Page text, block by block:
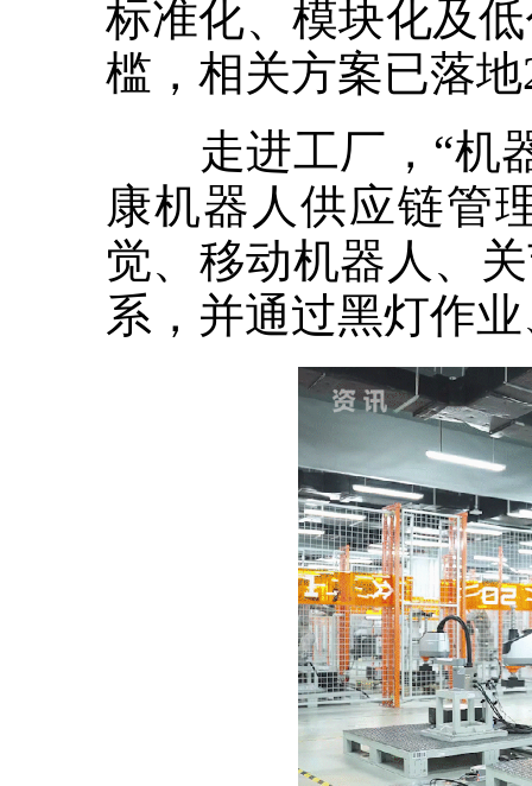
标准化、模块化及
槛，相关方案已落
走进工厂，“机器
康机器人供应链管
觉、移动机器人、
系，并通过黑灯作